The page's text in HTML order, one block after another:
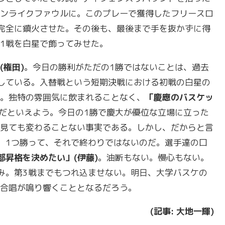
ライクファウルに。このプレーで獲得したフリースロ
に鎮火させた。その後も、最後まで手を抜かずに得
を白星で飾ってみせた。
(権田)。今日の勝利がただの1勝ではないことは、過去
いる。入替戦という短期決戦における初戦の白星の
特の雰囲気に飲まれることなく、
「慶應のバスケッ
といえよう。今日の1勝で慶大が優位な立場に立った
ても変わることない事実である。しかし、だからと言
つ勝って、それで終わりではないのだ。選手達の口
昇格を決めたい」 (伊藤)。油断もない。慢心もない。
第3戦までもつれ込ませない。明日、大学バスケの
唱が鳴り響くこととなるだろう。
(記事: 大地一輝)